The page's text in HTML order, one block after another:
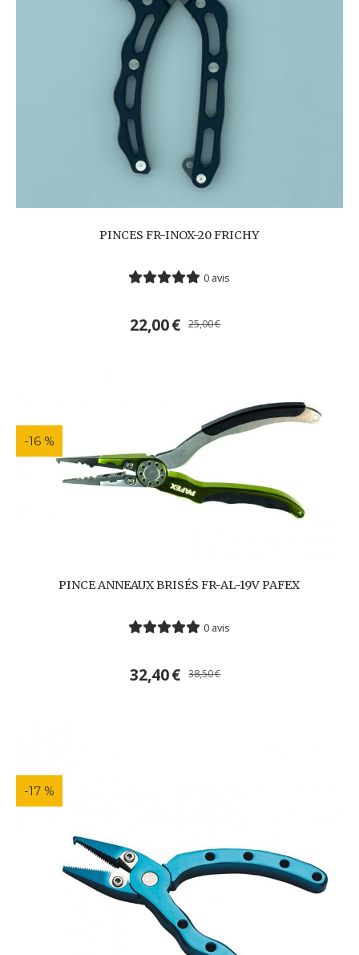
PINCES FR-INOX-20 FRICHY
0 avis
22,00€ 25,00€
-16 %
PINCE ANNEAUX BRISÉS FR-AL-19V PAFEX
0 avis
32,40€ 38,50€
-17 %